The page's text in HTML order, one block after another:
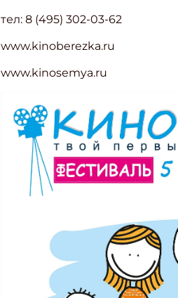
тел: 8 (495) 302-03-62
www.kinoberezka.ru
www.kinosemya.ru